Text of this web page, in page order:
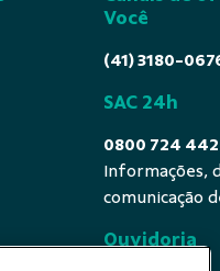
Você
(41) 3180-
SAC 24h
0800 724
Informações,
comunicação
Ouvidoria